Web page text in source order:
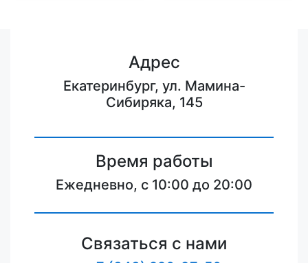
Адрес
Екатеринбург, ул. Мамина-
Сибиряка, 145
Время работы
Ежедневно, с 10:00 до 20:00
Связаться с нами